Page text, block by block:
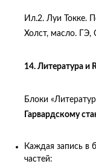
Ил.2. Луи Токке.
Холст, масло. ГЭ,
14. Литература и
Блоки
Гарвардскому
Каждая запись в
частей: